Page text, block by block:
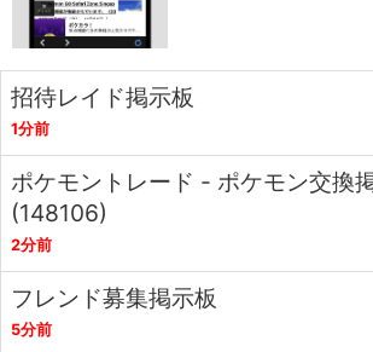
招待レイド掲示板
1分前
ポケモントレード - ポケモン交換
(148106)
2分前
フレンド募集掲示板
5分前